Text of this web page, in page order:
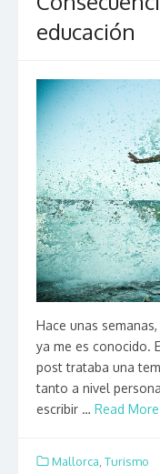
educación
Hace unas
ya me es conocido.
post trataba una
tanto a nivel
escribir … Read
Mallorca Turismo